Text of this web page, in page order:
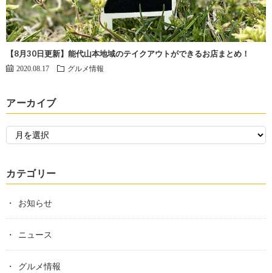
【8月30日更新】能代山本地域のテイクアウトができるお店まとめ！
2020.08.17 グルメ情報
アーカイブ
カテゴリー
お知らせ
ニュース
グルメ情報